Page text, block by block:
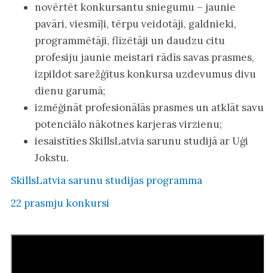
novērtēt konkursantu sniegumu – jaunie
pavāri, viesmīļi, tērpu veidotāji, galdnieki,
programmētāji, flīzētāji un daudzu citu
profesiju jaunie meistari rādīs savas prasmes,
izpildot sarežģītus konkursa uzdevumus divu
dienu garumā;
izmēģināt profesionālās prasmes un atklāt savu
potenciālo nākotnes karjeras virzienu;
iesaistīties SkillsLatvia sarunu studijā ar Uģi
Jokstu.
SkillsLatvia sarunu studijas programma
22 prasmju konkursi